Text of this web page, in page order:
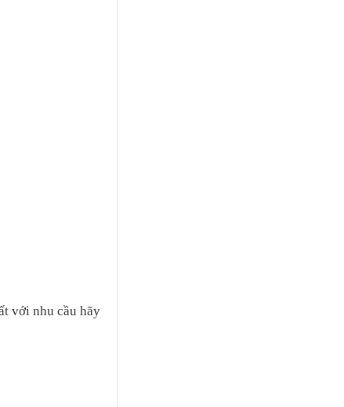
với nhu cầu hãy